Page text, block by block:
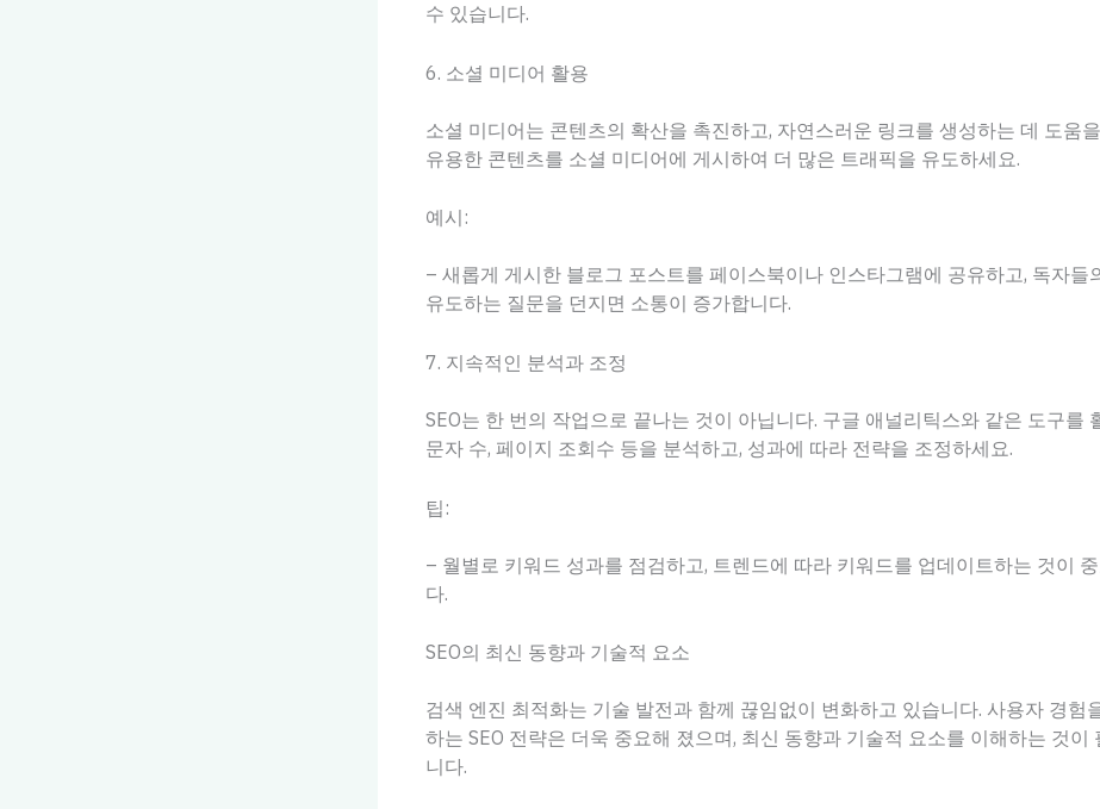
수 있습니다.
6. 소셜 미디어 활용
소셜 미디어는 콘텐츠의 확산을 촉진하고, 자연스러운 링크를 생성하는 데 도움
유용한 콘텐츠를 소셜 미디어에 게시하여 더 많은 트래픽을 유도하세요.
예시:
– 새롭게 게시한 블로그 포스트를 페이스북이나 인스타그램에 공유하고, 독자들
유도하는 질문을 던지면 소통이 증가합니다.
7. 지속적인 분석과 조정
SEO는 한 번의 작업으로 끝나는 것이 아닙니다. 구글 애널리틱스와 같은 도구를
문자 수, 페이지 조회수 등을 분석하고, 성과에 따라 전략을 조정하세요.
팁:
– 월별로 키워드 성과를 점검하고, 트렌드에 따라 키워드를 업데이트하는 것이
다.
SEO의 최신 동향과 기술적 요소
검색 엔진 최적화는 기술 발전과 함께 끊임없이 변화하고 있습니다. 사용자 경험
하는 SEO 전략은 더욱 중요해 졌으며, 최신 동향과 기술적 요소를 이해하는 것이
니다.